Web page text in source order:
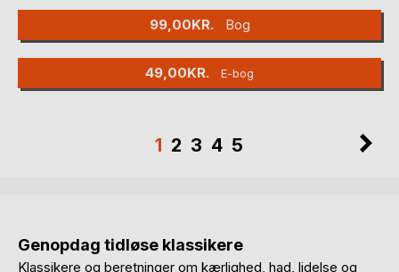
99,00KR. Bog
49,00KR. E-bog
Side
Du
1 Side
2 Side
3 Side
4 Side
5
Genopdag tidløse klassikere
Klassikere og beretninger om kærlighed, had, lidelse og